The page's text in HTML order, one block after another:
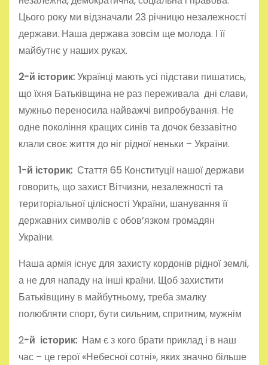
Цього року ми відзначали 23 річницю незалежності
держави. Наша держава зовсім ще молода. І її
майбутнє у наших руках.
2-й історик:Українці мають усі підстави пишатись,
що їхня Батьківщина не раз переживала дні слави,
мужньо переносила найважчі випробування. Не
одне покоління кращих синів та дочок беззавітно
клали своє життя до ніг рідної неньки – України.
1-й історик: Стаття 65 Конституції нашої держави
говорить, що захист Вітчизни, незалежності та
територіальної цілісності України, шанування її
державних символів є обов’язком громадян
України.
Наша армія існує для захисту кордонів рідної землі,
а не для нападу на інші країни. Щоб захистити
Батьківщину в майбутньому, треба змалку
полюбляти спорт, бути сильним, спритним, мужнім
2-й історик: Нам є з кого брати приклад і в наш
час – це герої «Небесної сотні», яких значно більше